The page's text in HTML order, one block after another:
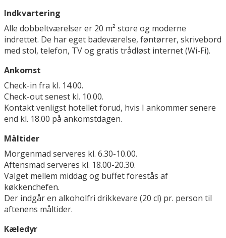
Indkvartering
Alle dobbeltværelser er 20 m² store og moderne
indrettet. De har eget badeværelse, føntørrer, skrivebord
med stol, telefon, TV og gratis trådløst internet (Wi-Fi).
Ankomst
Check-in fra kl. 14.00.
Check-out senest kl. 10.00.
Kontakt venligst hotellet forud, hvis I ankommer senere
end kl. 18.00 på ankomstdagen.
Måltider
Morgenmad serveres kl. 6.30-10.00.
Aftensmad serveres kl. 18.00-20.30.
Valget mellem middag og buffet forestås af
køkkenchefen.
Der indgår en alkoholfri drikkevare (20 cl) pr. person til
aftenens måltider.
Kæledyr